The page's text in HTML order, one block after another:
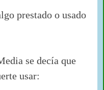
prestado o usado
se decía que
usar: